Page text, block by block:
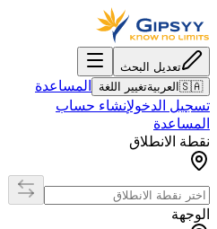
تعديل البحث
🇸🇦 العربيةتغيير اللغة
المساعدة
تسجيل الدخولإنشاء حساب
المساعدة
نقطة الانطلاق
الوجهة